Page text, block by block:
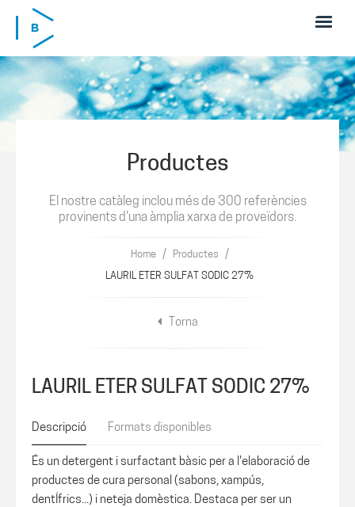
Skip to main content
Productes
El nostre catàleg inclou més de 300 referències
provinents d'una àmplia xarxa de proveïdors.
Home / Productes /
LAURIL ETER SULFAT SODIC 27%
Torna
LAURIL ETER SULFAT SODIC 27%
Descripció Formats disponibles
És un detergent i surfactant bàsic per a l'elaboració de
productes de cura personal (sabons, xampús,
dentÍfrics...) i neteja domèstica. Destaca per ser un